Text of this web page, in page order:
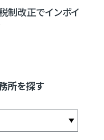
制改正でインボイ
所を探す